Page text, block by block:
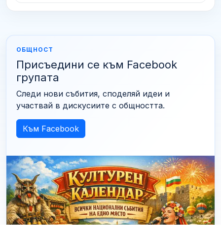
ОБЩНОСТ
Присъедини се към Facebook
групата
Следи нови събития, споделяй идеи и
участвай в дискусиите с общността.
Към Facebook